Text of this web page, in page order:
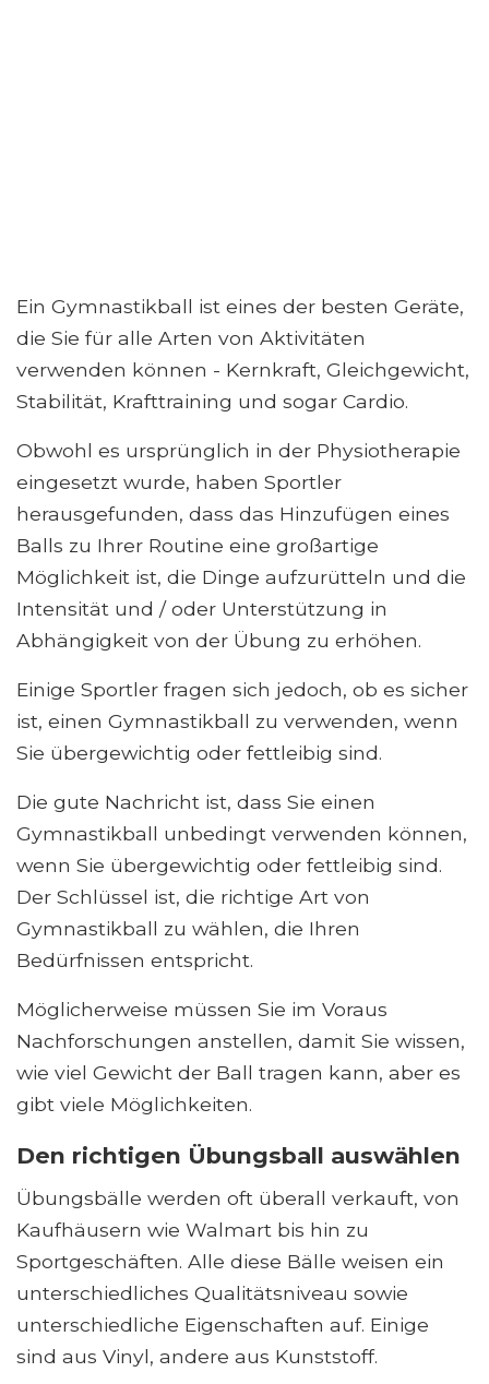
Ein Gymnastikball ist eines der besten Geräte,
die Sie für alle Arten von Aktivitäten
verwenden können - Kernkraft, Gleichgewicht,
Stabilität, Krafttraining und sogar Cardio.
Obwohl es ursprünglich in der Physiotherapie
eingesetzt wurde, haben Sportler
herausgefunden, dass das Hinzufügen eines
Balls zu Ihrer Routine eine großartige
Möglichkeit ist, die Dinge aufzurütteln und die
Intensität und / oder Unterstützung in
Abhängigkeit von der Übung zu erhöhen.
Einige Sportler fragen sich jedoch, ob es sicher
ist, einen Gymnastikball zu verwenden, wenn
Sie übergewichtig oder fettleibig sind.
Die gute Nachricht ist, dass Sie einen
Gymnastikball unbedingt verwenden können,
wenn Sie übergewichtig oder fettleibig sind.
Der Schlüssel ist, die richtige Art von
Gymnastikball zu wählen, die Ihren
Bedürfnissen entspricht.
Möglicherweise müssen Sie im Voraus
Nachforschungen anstellen, damit Sie wissen,
wie viel Gewicht der Ball tragen kann, aber es
gibt viele Möglichkeiten.
Den richtigen Übungsball auswählen
Übungsbälle werden oft überall verkauft, von
Kaufhäusern wie Walmart bis hin zu
Sportgeschäften. Alle diese Bälle weisen ein
unterschiedliches Qualitätsniveau sowie
unterschiedliche Eigenschaften auf. Einige
sind aus Vinyl, andere aus Kunststoff.